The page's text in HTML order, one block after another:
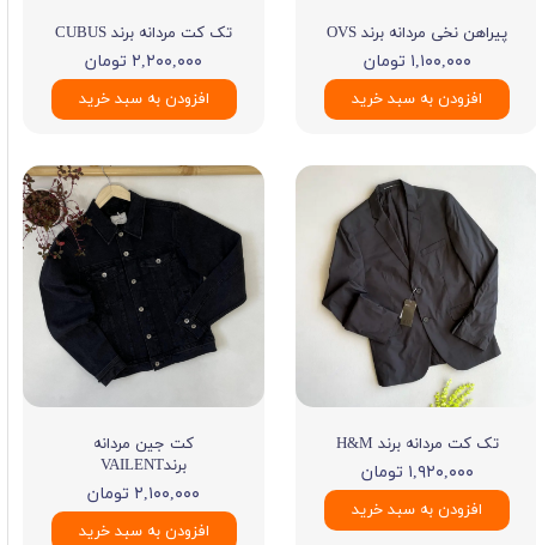
پیراهن نخی مردانه برند OVS
۱,۱۰۰,۰۰۰ تومان
افزودن به سبد خرید
تک کت مردانه برند CUBUS
۲,۲۰۰,۰۰۰ تومان
افزودن به سبد خرید
تک کت مردانه برند H&M
۱,۹۲۰,۰۰۰ تومان
افزودن به سبد خرید
کت جین مردانه
برندVAILENT
۲,۱۰۰,۰۰۰ تومان
افزودن به سبد خرید